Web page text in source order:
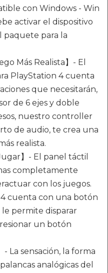
con Windows - Win
activar el dispositivo
paquete para la
Más Realista】- El
PlayStation 4 cuenta
que necesitarán,
de 6 ejes y doble
nuestro controller
de audio, te crea una
realista.
】- El panel táctil
completamente
con los juegos.
cuenta con una botón
le permite disparar
un botón
La sensación, la forma
analógicas del